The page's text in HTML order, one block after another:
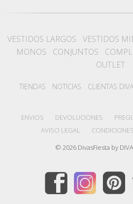
VESTIDOS LARGOS VESTIDOS
MONOS
CONJUNTOS
OUTLET
TIENDAS NOTICIAS CLIENTAS
ENVIOS DEVOLUCIONES
AVISO LEGAL
© 2026 DivasFiesta by